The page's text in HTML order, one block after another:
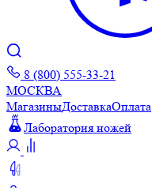
8 (800) 555-33-21
МОСКВА
МагазиныДоставкаОплата
Лаборатория ножей